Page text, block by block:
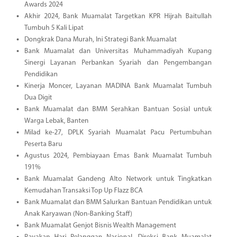
Awards 2024
Akhir 2024, Bank Muamalat Targetkan KPR Hijrah Baitullah
Tumbuh 5 Kali Lipat
Dongkrak Dana Murah, Ini Strategi Bank Muamalat
Bank Muamalat dan Universitas Muhammadiyah Kupang
Sinergi Layanan Perbankan Syariah dan Pengembangan
Pendidikan
Kinerja Moncer, Layanan MADINA Bank Muamalat Tumbuh
Dua Digit
Bank Muamalat dan BMM Serahkan Bantuan Sosial untuk
Warga Lebak, Banten
Milad ke-27, DPLK Syariah Muamalat Pacu Pertumbuhan
Peserta Baru
Agustus 2024, Pembiayaan Emas Bank Muamalat Tumbuh
191%
Bank Muamalat Gandeng Alto Network untuk Tingkatkan
Kemudahan Transaksi Top Up Flazz BCA
Bank Muamalat dan BMM Salurkan Bantuan Pendidikan untuk
Anak Karyawan (Non-Banking Staff)
Bank Muamalat Genjot Bisnis Wealth Management